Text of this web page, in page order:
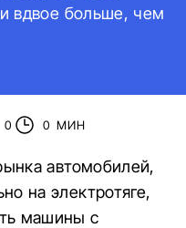
вдвое больше, чем
0 0 МИН
автомобилей,
на электротяге,
машины с